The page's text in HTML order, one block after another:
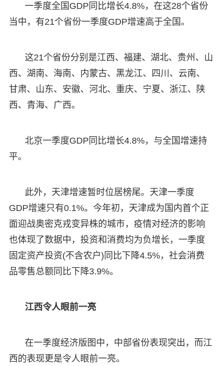
一季度全国GDP同比增长4.8%，在这28个省份
当中，有21个省份一季度GDP增速高于全国。
这21个省份分别是江西、福建、湖北、贵州、山
西、湖南、海南、内蒙古、黑龙江、四川、云南、
甘肃、山东、安徽、河北、重庆、宁夏、浙江、陕
西、青海、广西。
北京一季度GDP同比增长4.8%，与全国增速持
平。
此外，天津增速暂时位居榜尾。天津一季度
GDP增速只有0.1%。今年初，天津成为国内首个正
面迎战奥密克戎变异株的城市，疫情对经济的影响
也体现了数据中，投资和消费均为负增长，一季度
固定资产投资(不含农户)同比下降4.5%，社会消费
品零售总额同比下降3.9%。
江西令人眼前一亮
在一季度经济版图中，中部省份表现突出，而江
西的表现更是令人眼前一亮。